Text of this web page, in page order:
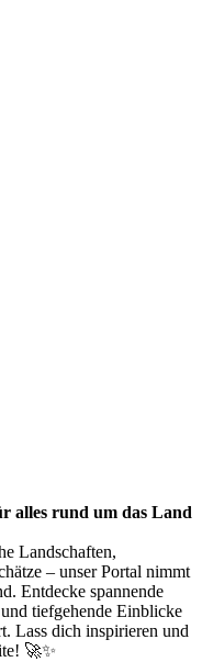
alles rund um das Land
Landschaften,
– unser Portal nimmt
Entdecke spannende
tiefgehende Einblicke
Lass dich inspirieren und
🚀✨